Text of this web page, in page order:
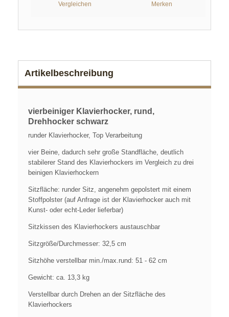
Vergleichen Merken
Artikelbeschreibung
vierbeiniger Klavierhocker, rund,
Drehhocker schwarz
runder Klavierhocker, Top Verarbeitung
vier Beine, dadurch sehr große Standfläche, deutlich
stabilerer Stand des Klavierhockers im Vergleich zu drei
beinigen Klavierhockern
Sitzfläche: runder Sitz, angenehm gepolstert mit einem
Stoffpolster (auf Anfrage ist der Klavierhocker auch mit
Kunst- oder echt-Leder lieferbar)
Sitzkissen des Klavierhockers austauschbar
Sitzgröße/Durchmesser: 32,5 cm
Sitzhöhe verstellbar min./max.rund: 51 - 62 cm
Gewicht: ca. 13,3 kg
Verstellbar durch Drehen an der Sitzfläche des
Klavierhockers